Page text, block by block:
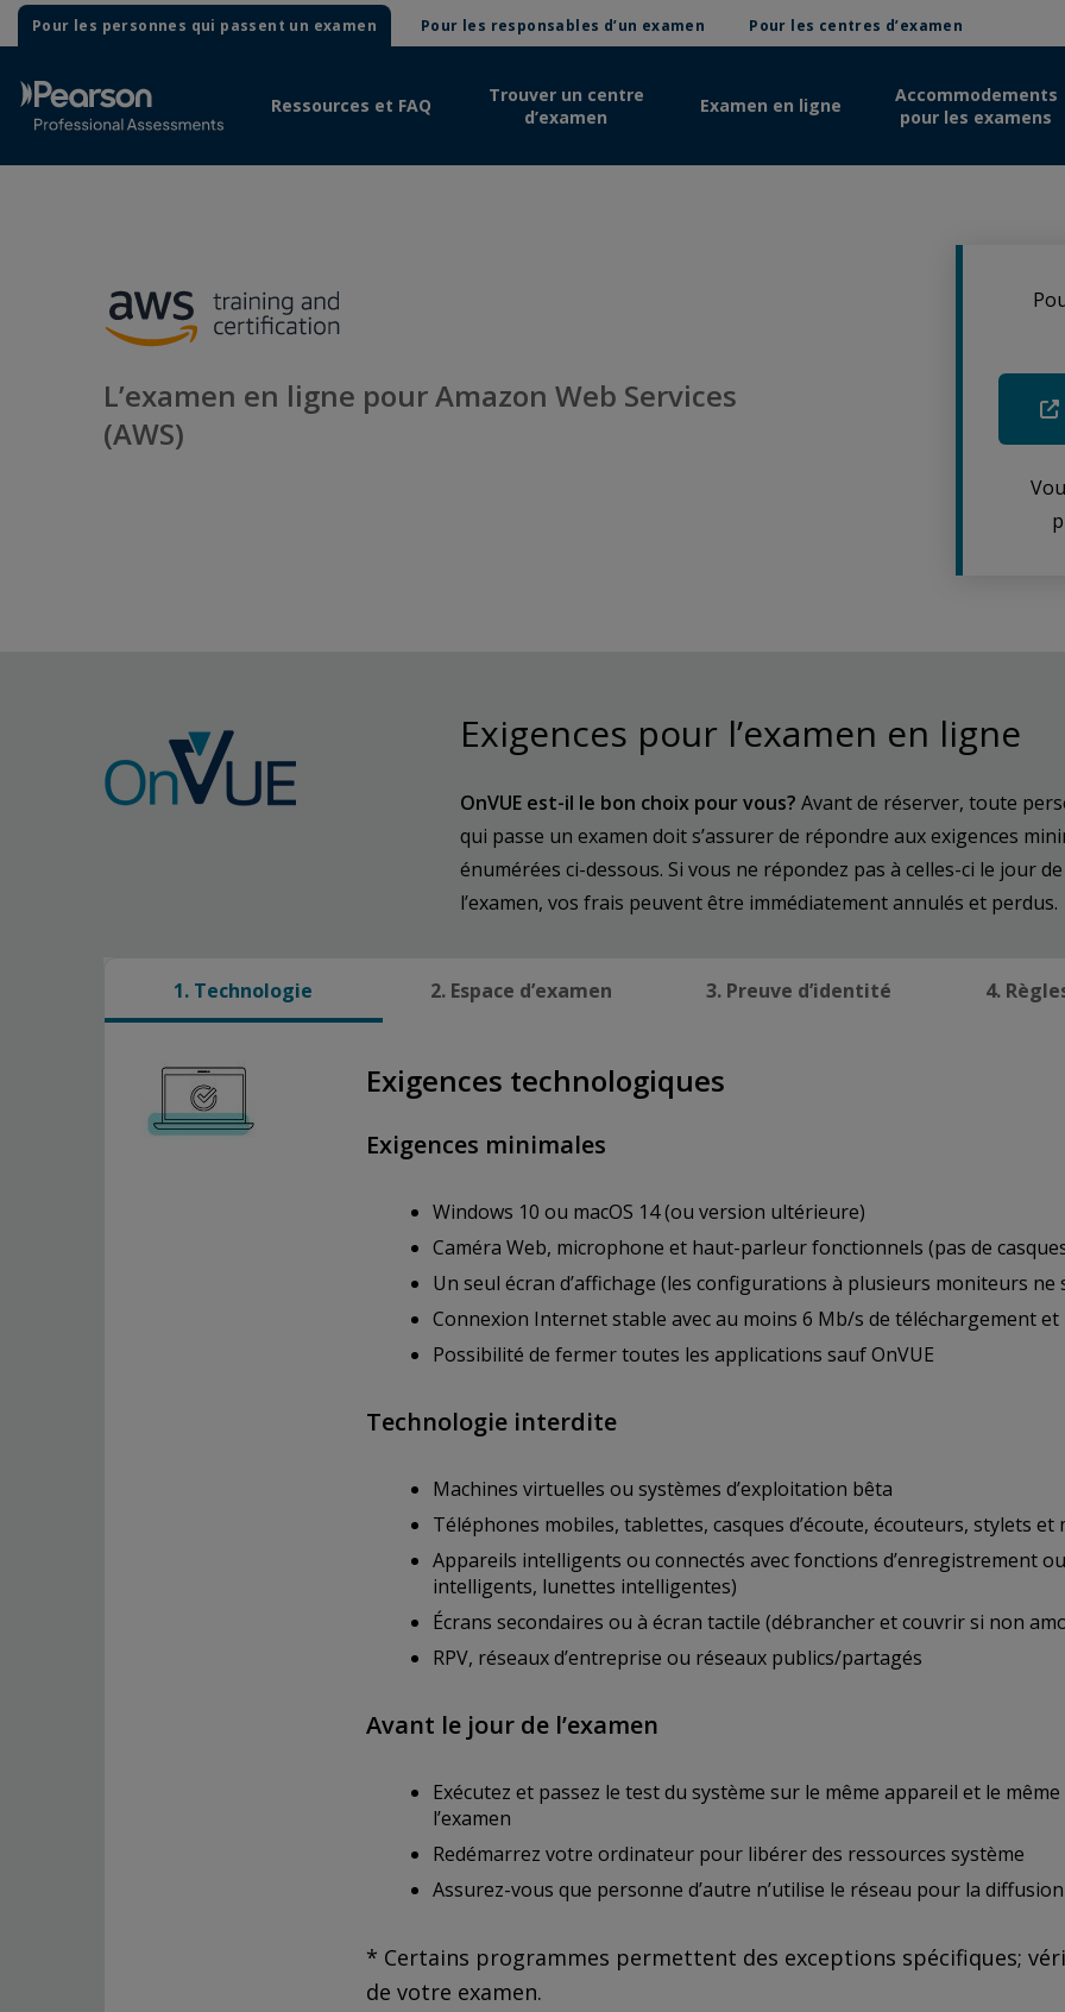
Pour les personnes qui passent un examen Pour les responsables d’un examen Pour les centres d’examen
Ressources et FAQ
Trouver un centre
d’examen
Examen en ligne
Accommodements
pour les examens
L’examen en ligne pour Amazon Web Services
(AWS)
Exigences pour l’examen en ligne
OnVUE est-il le bon choix pour vous? Avant de réserver, toute
qui passe un examen doit s’assurer de répondre aux exigences
énumérées ci-dessous. Si vous ne répondez pas à celles-ci le jour de
l’examen, vos frais peuvent être immédiatement annulés et perdus.
1. Technologie 2. Espace d’examen 3. Preuve d’identité 4.
Exigences technologiques
Exigences minimales
Windows 10 ou macOS 14 (ou version ultérieure)
Caméra Web, microphone et haut-parleur fonctionnels (pas de
Un seul écran d’affichage (les configurations à plusieurs moniteurs
Connexion Internet stable avec au moins 6 Mb/s de téléchargement
Possibilité de fermer toutes les applications sauf OnVUE
Technologie interdite
Machines virtuelles ou systèmes d’exploitation bêta
Téléphones mobiles, tablettes, casques d’écoute, écouteurs, stylets
Appareils intelligents ou connectés avec fonctions d’enregistrement
intelligents, lunettes intelligentes)
Écrans secondaires ou à écran tactile (débrancher et couvrir si non
RPV, réseaux d’entreprise ou réseaux publics/partagés
Avant le jour de l’examen
Exécutez et passez le test du système sur le même appareil et le
l’examen
Redémarrez votre ordinateur pour libérer des ressources système
Assurez-vous que personne d’autre n’utilise le réseau pour la
* Certains programmes permettent des exceptions spécifiques;
de votre examen.